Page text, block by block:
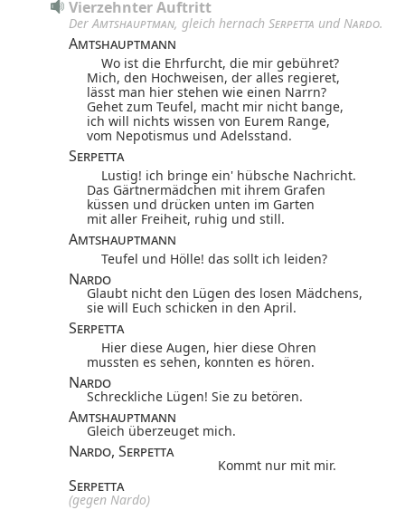
Vierzehnter Auftritt
DerAmtshauptman, gleich hernach Serpetta und Nardo.
Amtshauptmann
Wo ist die Ehrfurcht, die mir gebühret?
Mich, den Hochweisen, der alles regieret,
lässt man hier stehen wie einen Narrn?
Gehet zum Teufel, macht mir nicht bange,
ich will nichts wissen von Eurem Range,
vom Nepotismus und Adelsstand.
Serpetta
Lustig! ich bringe ein' hübsche Nachricht.
Das Gärtnermädchen mit ihrem Grafen
küssen und drücken unten im Garten
mit aller Freiheit, ruhig und still.
Amtshauptmann
Teufel und Hölle! das sollt ich leiden?
Nardo
Glaubt nicht den Lügen des losen Mädchens,
sie will Euch schicken in den April.
Serpetta
Hier diese Augen, hier diese Ohren
mussten es sehen, konnten es hören.
Nardo
Schreckliche Lügen! Sie zu betören.
Amtshauptmann
Gleich überzeuget mich.
Nardo, Serpetta
Kommt nur mit mir.
Serpetta
(gegen Nardo)